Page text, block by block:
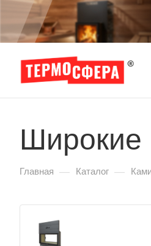
Широкие
Главная — Каталог —